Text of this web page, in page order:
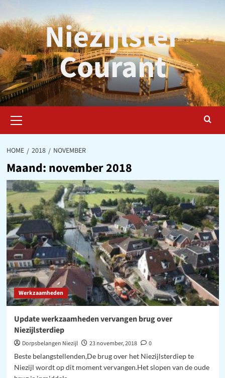
naar
de
inhoud
Niezijlster
Courant
menu
HOME 2018 NOVEMBER
Maand: november 2018
Werkzaamheden
Update werkzaamheden vervangen brug over
Niezijlsterdiep
Dorpsbelangen Niezijl 23 november, 2018
0
Beste belangstellenden,De brug over het Niezijlsterdiep te
Niezijl wordt op dit moment vervangen.Het slopen van de oude